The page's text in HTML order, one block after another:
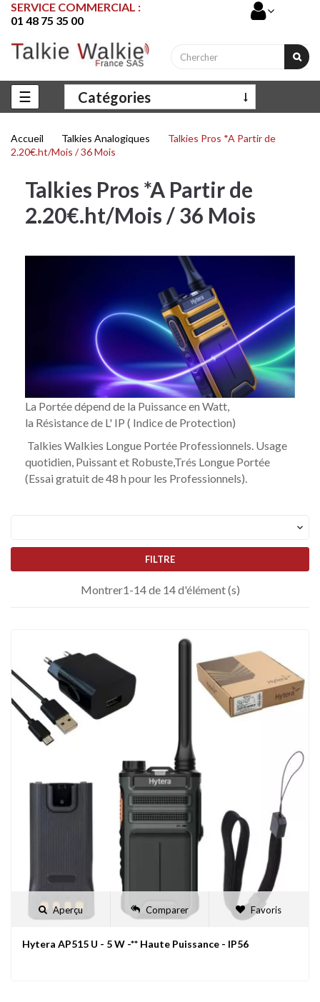
SERVICE COMMERCIAL :
01 48 75 35 00
Catégories
Basculer
la
☰
Accueil Talkies Analogiques
Talkies Pros *A Partir de
2.20€.ht/Mois / 36 Mois
Talkies Pros *A Partir de
2.20€.ht/Mois / 36 Mois
La Portée dépend de la Puissance en Watt,
la Résistance de L' IP ( Indice de Protection)
Talkies Walkies Longue Portée Professionnels. Usage
quotidien, Puissant et Robuste,Trés Longue Portée
(Essai gratuit de 48 h pour les Professionnels).

FILTRE
Montrer1-14 de 14 d'élément (s)
Aperçu Comparer Favoris
Hytera AP515 U - 5 W -** Haute Puissance - IP56